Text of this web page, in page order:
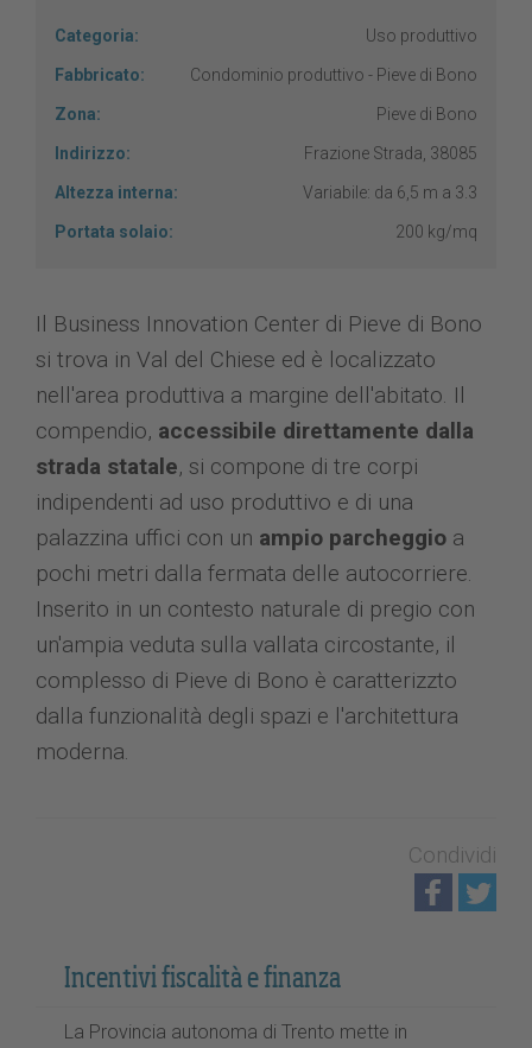
Categoria: Uso produttivo
Fabbricato: Condominio produttivo - Pieve di Bono
Zona: Pieve di Bono
Indirizzo: Frazione Strada, 38085
Altezza interna: Variabile: da 6,5 m a 3.3
Portata solaio: 200 kg/mq
Il Business Innovation Center di Pieve di Bono
si trova in Val del Chiese ed è localizzato
nell'area produttiva a margine dell'abitato. Il
compendio, accessibile direttamente dalla
strada statale, si compone di tre corpi
indipendenti ad uso produttivo e di una
palazzina uffici con un ampio parcheggio a
pochi metri dalla fermata delle autocorriere.
Inserito in un contesto naturale di pregio con
un'ampia veduta sulla vallata circostante, il
complesso di Pieve di Bono è caratterizzto
dalla funzionalità degli spazi e l'architettura
moderna.
Condividi
Incentivi fiscalità e finanza
La Provincia autonoma di Trento mette in